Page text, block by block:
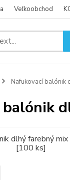
Veľkoobchod
Nafukovací
balónik